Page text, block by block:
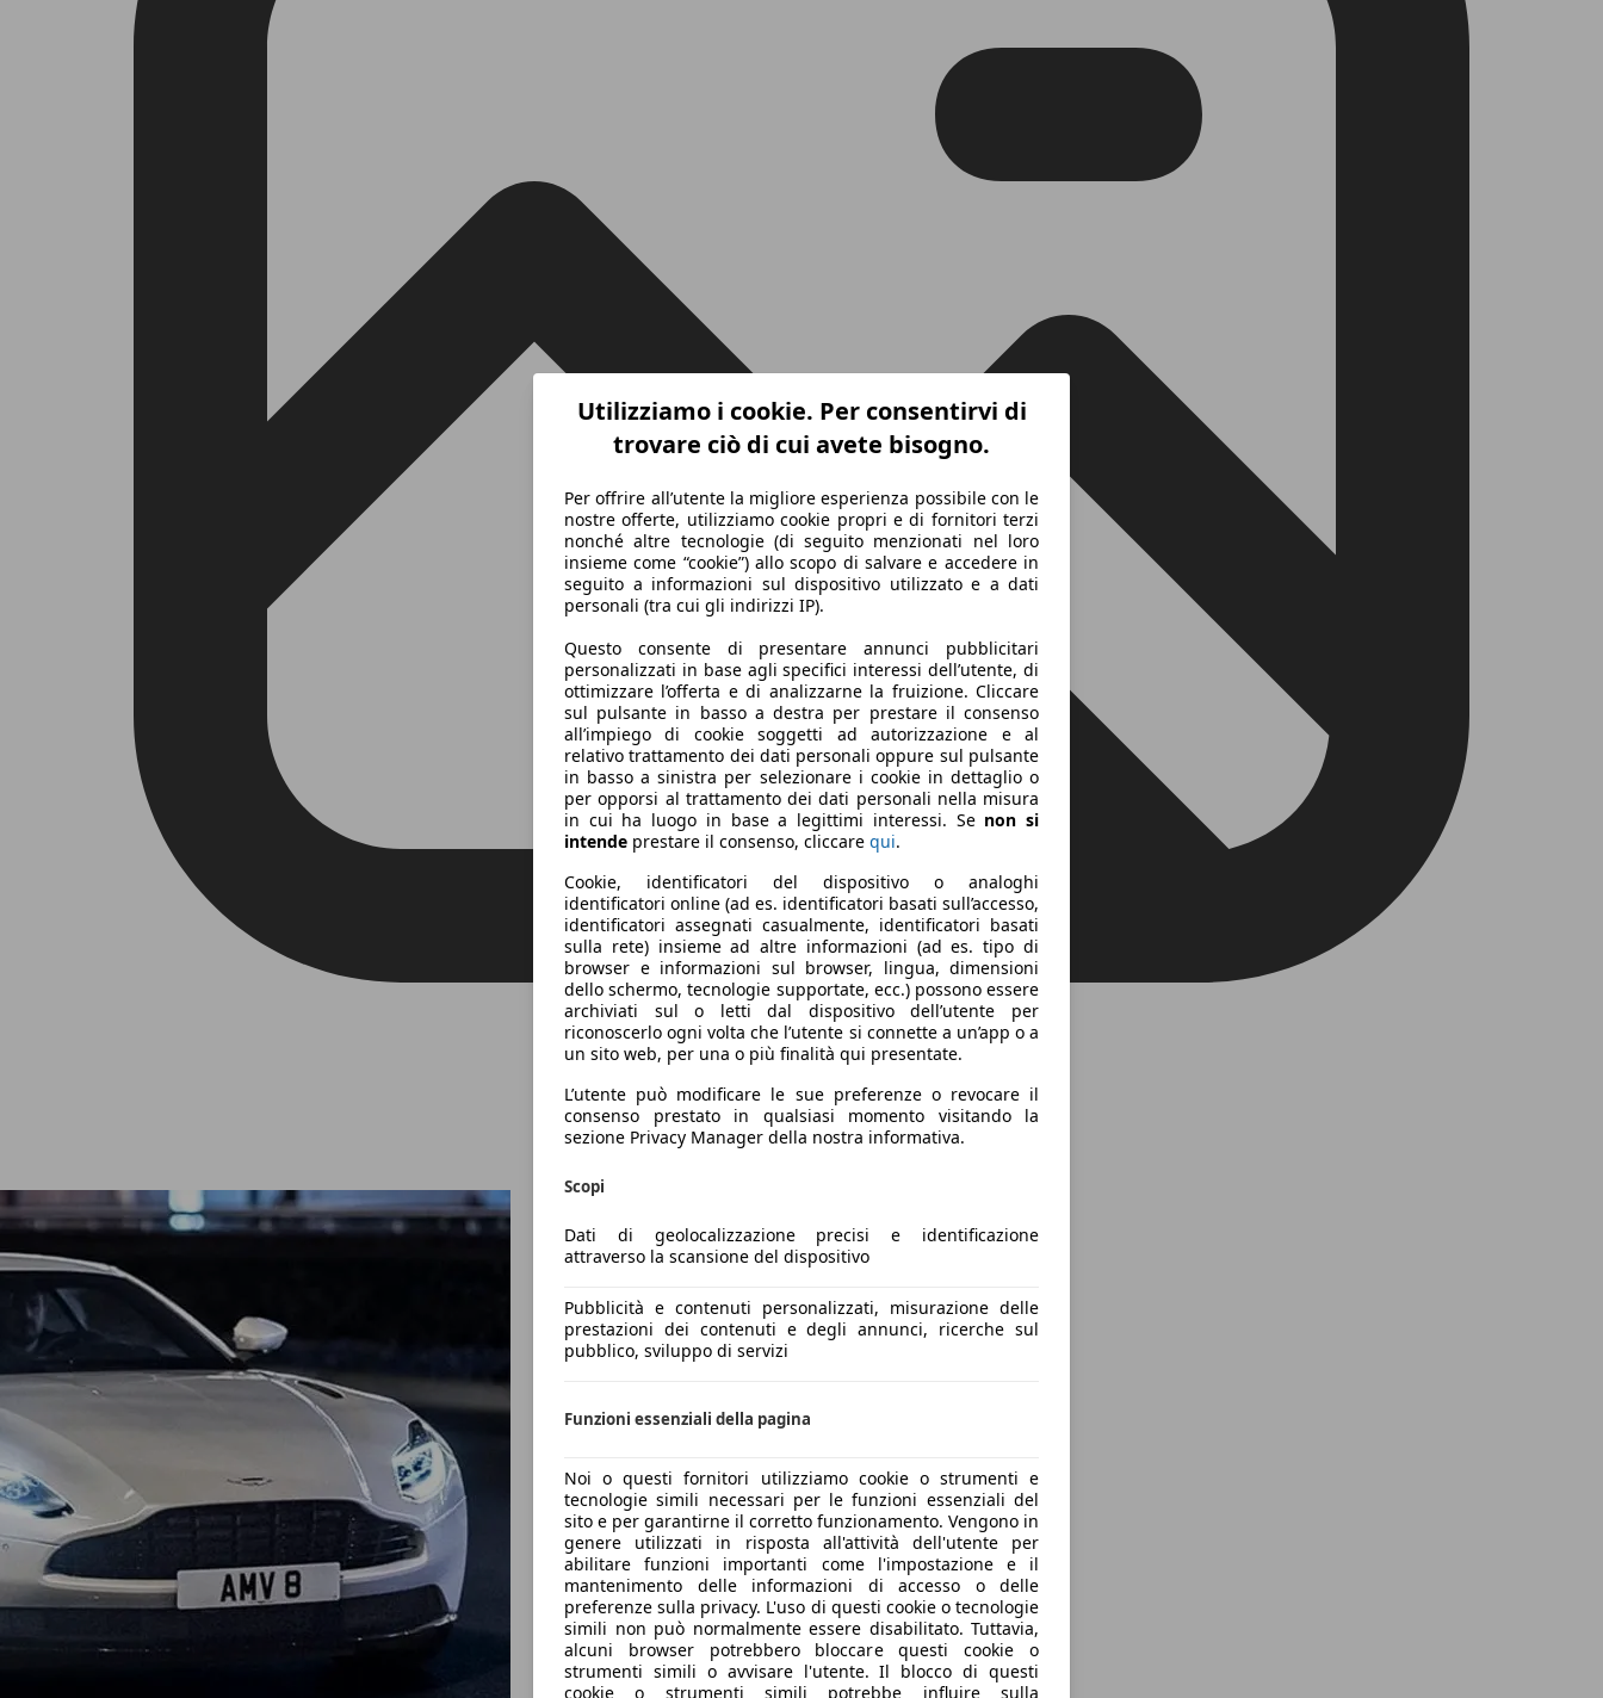
Utilizziamo i cookie. Per consentirvi di
trovare ciò di cui avete bisogno.
Per offrire all’utente la migliore esperienza possibile con le
nostre offerte, utilizziamo cookie propri e di fornitori terzi
nonché altre tecnologie (di seguito menzionati nel loro
insieme come “cookie”) allo scopo di salvare e accedere in
seguito a informazioni sul dispositivo utilizzato e a dati
personali (tra cui gli indirizzi IP).
Questo consente di presentare annunci pubblicitari
personalizzati in base agli specifici interessi dell’utente, di
ottimizzare l’offerta e di analizzarne la fruizione. Cliccare
sul pulsante in basso a destra per prestare il consenso
all’impiego di cookie soggetti ad autorizzazione e al
relativo trattamento dei dati personali oppure sul pulsante
in basso a sinistra per selezionare i cookie in dettaglio o
per opporsi al trattamento dei dati personali nella misura
in cui ha luogo in base a legittimi interessi. Se non si
intende prestare il consenso, cliccare qui.
Cookie, identificatori del dispositivo o analoghi
identificatori online (ad es. identificatori basati sull’accesso,
identificatori assegnati casualmente, identificatori basati
sulla rete) insieme ad altre informazioni (ad es. tipo di
browser e informazioni sul browser, lingua, dimensioni
dello schermo, tecnologie supportate, ecc.) possono essere
archiviati sul o letti dal dispositivo dell’utente per
riconoscerlo ogni volta che l’utente si connette a un’app o a
un sito web, per una o più finalità qui presentate.
L’utente può modificare le sue preferenze o revocare il
consenso prestato in qualsiasi momento visitando la
sezione Privacy Manager della nostra informativa.
Scopi
Dati di geolocalizzazione precisi e identificazione
attraverso la scansione del dispositivo
Pubblicità e contenuti personalizzati, misurazione delle
prestazioni dei contenuti e degli annunci, ricerche sul
pubblico, sviluppo di servizi
Funzioni essenziali della pagina
Noi o questi fornitori utilizziamo cookie o strumenti e
tecnologie simili necessari per le funzioni essenziali del
sito e per garantirne il corretto funzionamento. Vengono in
genere utilizzati in risposta all'attività dell'utente per
abilitare funzioni importanti come l'impostazione e il
mantenimento delle informazioni di accesso o delle
preferenze sulla privacy. L'uso di questi cookie o tecnologie
simili non può normalmente essere disabilitato. Tuttavia,
alcuni browser potrebbero bloccare questi cookie o
strumenti simili o avvisare l'utente. Il blocco di questi
cookie o strumenti simili potrebbe influire sulla